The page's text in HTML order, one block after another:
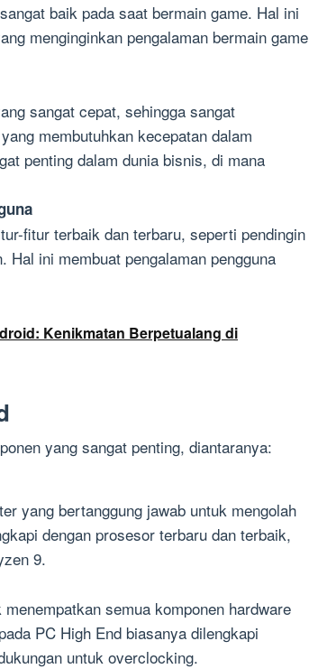
baik pada saat bermain game. Hal ini
menginginkan pengalaman bermain game
sangat cepat, sehingga sangat
membutuhkan kecepatan dalam
penting dalam dunia bisnis, di mana
fitur terbaik dan terbaru, seperti pendingin
Hal ini membuat pengalaman pengguna
Kenikmatan Berpetualang di
yang sangat penting, diantaranya:
yang bertanggung jawab untuk mengolah
dengan prosesor terbaru dan terbaik,
9.
semua komponen hardware
PC High End biasanya dilengkapi
untuk overclocking.